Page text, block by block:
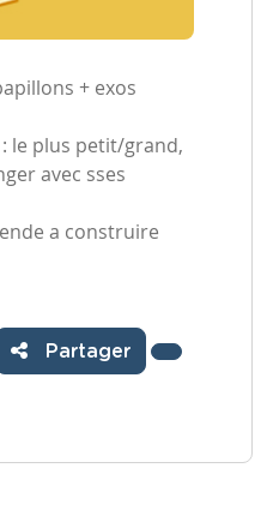
+ exos
le plus petit/grand,
avec sses
a construire
Partager